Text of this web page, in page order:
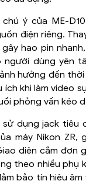
ý của ME-
điện riêng.
hao pin
người dùng yên
hưởng đến
ích khi làm video
phỏng vấn kéo
sử dụng jack tiêu
máy Nikon ZR,
diện cắm đơn
theo nhiều phụ
bảo tín hiệu